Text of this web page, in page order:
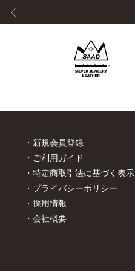
新規会員登録
ご利用ガイド
特定商取引法に基づく表示
プライバシーポリシー
採用情報
会社概要